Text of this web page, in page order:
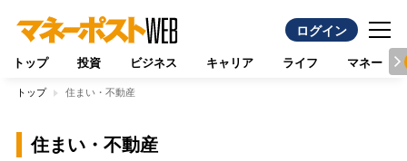
ログイン
トップ 投資 ビジネス キャリア ライフ マネー
トップ 住まい・不動産
住まい・不動産